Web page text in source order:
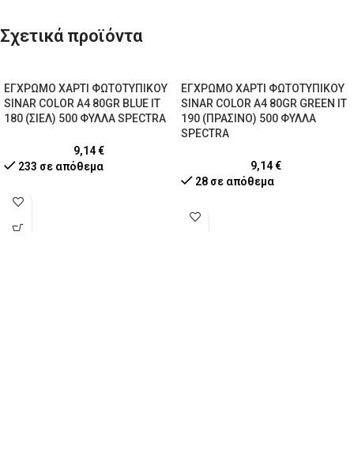
Σχετικά προϊόντα
ΕΓΧΡΩΜΟ ΧΑΡΤΙ ΦΩΤΟΤΥΠΙΚΟΥ
SINAR COLOR A4 80GR BLUE IT
180 (ΣΙΕΛ) 500 ΦΥΛΛΑ SPECTRA
9,14€
233 σε απόθεμα
ΕΓΧΡΩΜΟ ΧΑΡΤΙ ΦΩΤΟΤΥΠΙΚΟΥ
SINAR COLOR A4 80GR GREEN IT
190 (ΠΡΑΣΙΝΟ) 500 ΦΥΛΛΑ
SPECTRA
9,14€
28 σε απόθεμα